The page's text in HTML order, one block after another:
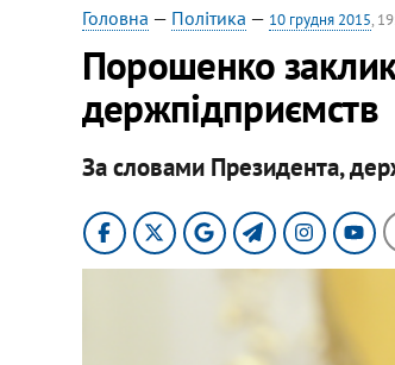
Головна — Політика — 10 грудня 2015,
Порошенко
держпідприємств
За словами Президента,